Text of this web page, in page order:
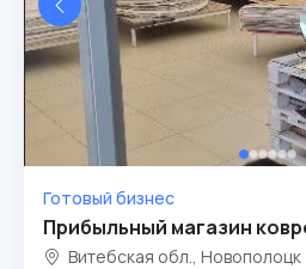
Готовый бизнес
Прибыльный магазин
Витебская обл., Новополоцк